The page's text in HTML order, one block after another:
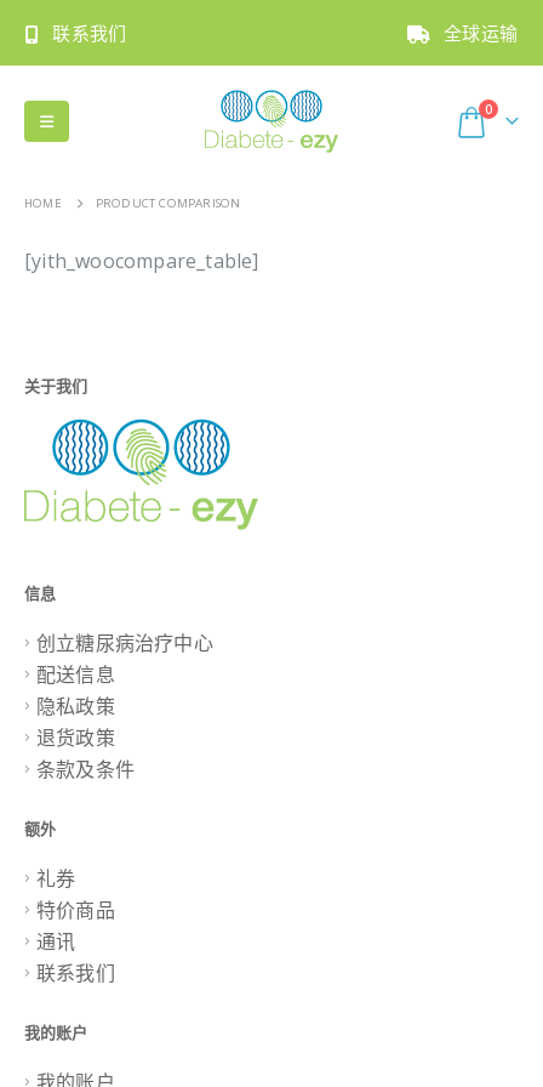
联系我们 全球运输
0
HOME PRODUCT COMPARISON
[yith_woocompare_table]
关于我们
信息
创立糖尿病治疗中心
配送信息
隐私政策
退货政策
条款及条件
额外
礼券
特价商品
通讯
联系我们
我的账户